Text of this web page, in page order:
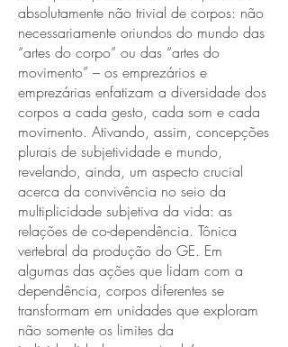
absolutamente não trivial de corpos: não
necessariamente oriundos do mundo das
“artes do corpo” ou das “artes do
movimento” – os emprezários e
emprezárias enfatizam a diversidade dos
corpos a cada gesto, cada som e cada
movimento. Ativando, assim, concepções
plurais de subjetividade e mundo,
revelando, ainda, um aspecto crucial
acerca da convivência no seio da
multiplicidade subjetiva da vida: as
relações de co-dependência. Tônica
vertebral da produção do GE. Em
algumas das ações que lidam com a
dependência, corpos diferentes se
transformam em unidades que exploram
não somente os limites da